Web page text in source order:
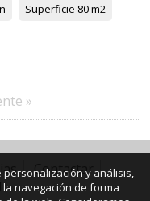
Superficie 80 m2
»
Contactar
personalización y análisis,
navegación de forma